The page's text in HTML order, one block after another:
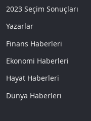
2023 Seçim Sonuçları
Yazarlar
Finans Haberleri
Ekonomi Haberleri
Hayat Haberleri
Dünya Haberleri